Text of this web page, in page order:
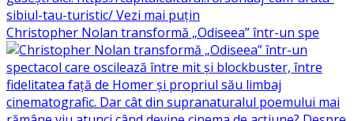
Christopher Nolan transformă „Odiseea” într-un spe